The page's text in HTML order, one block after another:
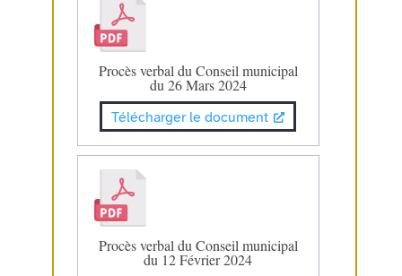
Procès verbal du Conseil municipal
du 26 Mars 2024
Télécharger le document
Procès verbal du Conseil municipal
du 12 Février 2024